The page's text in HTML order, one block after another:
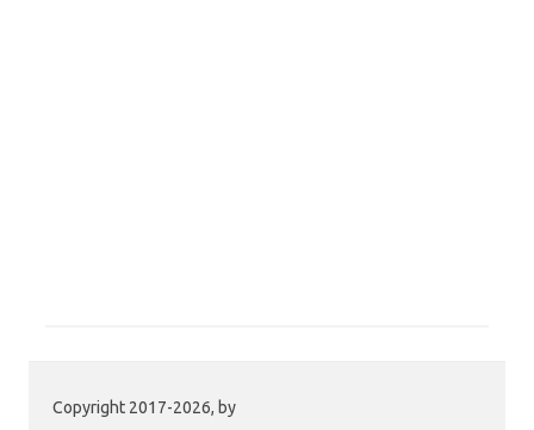
Copyright 2017-2026, by